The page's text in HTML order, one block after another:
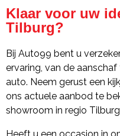
Klaar voor uw
Tilburg?
Bij Auto99 bent u
ervaring, van de
auto. Neem gerust een
ons actuele aanbod te
showroom in regio
Heeft u een occasion in